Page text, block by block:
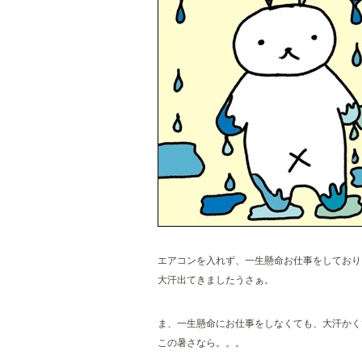
エアコンを入れず、一生懸命お仕事をしてお
大汗出てきましたうさぁ。
ま、一生懸命にお仕事をしなくても、大汗か
この暑さなら。。。